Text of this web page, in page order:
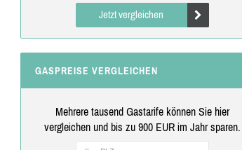
Jetzt vergleichen
GASPREISE VERGLEICHEN
Mehrere tausend Gastarife können Sie hier
vergleichen und bis zu 900 EUR im Jahr sparen.